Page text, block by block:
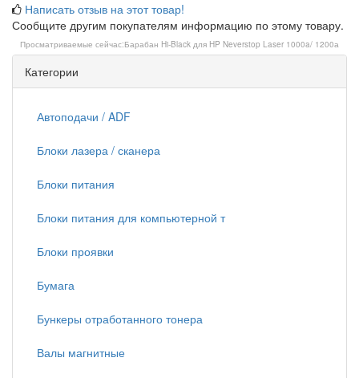
Написать отзыв на этот товар!
Сообщите другим покупателям информацию по этому товару.
Просматриваемые сейчас:Барабан Hi-Black для HP Neverstop Laser 1000a/ 1200а
Категории
Автоподачи / ADF
Блоки лазера / сканера
Блоки питания
Блоки питания для компьютерной т
Блоки проявки
Бумага
Бункеры отработанного тонера
Валы магнитные